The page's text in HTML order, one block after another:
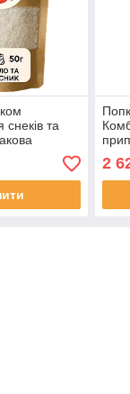
та
для
2